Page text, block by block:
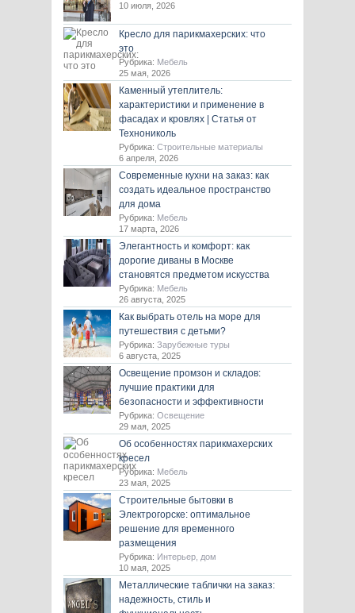
10 июля, 2026
Кресло для парикмахерских: что
это
Рубрика: Мебель
25 мая, 2026
Каменный утеплитель:
характеристики и применение в
фасадах и кровлях | Статья от
Технониколь
Рубрика: Строительные материалы
6 апреля, 2026
Современные кухни на заказ: как
создать идеальное пространство
для дома
Рубрика: Мебель
17 марта, 2026
Элегантность и комфорт: как
дорогие диваны в Москве
становятся предметом искусства
Рубрика: Мебель
26 августа, 2025
Как выбрать отель на море для
путешествия с детьми?
Рубрика: Зарубежные туры
6 августа, 2025
Освещение промзон и складов:
лучшие практики для
безопасности и эффективности
Рубрика: Освещение
29 мая, 2025
Об особенностях парикмахерских
кресел
Рубрика: Мебель
23 мая, 2025
Строительные бытовки в
Электрогорске: оптимальное
решение для временного
размещения
Рубрика: Интерьер, дом
10 мая, 2025
Металлические таблички на заказ:
надежность, стиль и